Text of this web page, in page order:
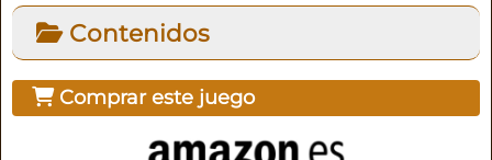
Contenidos
Comprar este juego